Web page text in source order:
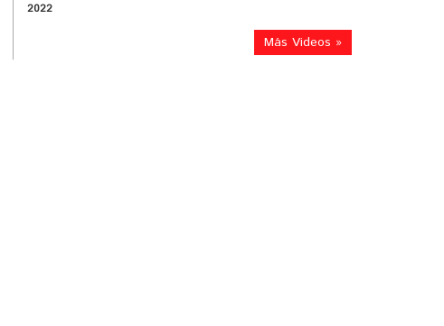
2022
Más Videos »